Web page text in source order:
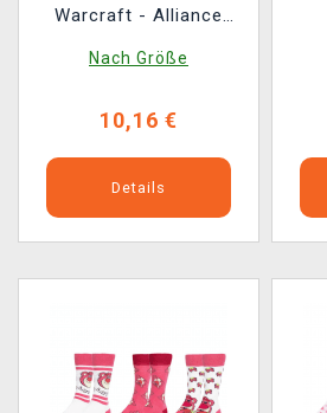
Warcraft - Alliance
Nach Größe
10,16 €
Details